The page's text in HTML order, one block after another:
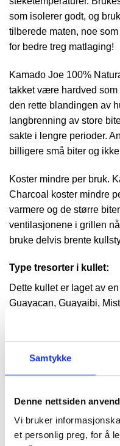
Samtykke
Denne nettsiden
Vi bruker
et personlig preg, for å
som isolerer godt, og
tilberede maten, noe
for bedre treg matlaging!
Kamado Joe 100%
takket være hardved som
den rette blandingen av
langbrenning av store
sakte i lengre perioder.
billigere små biter og
Koster mindre per bruk.
Charcoal koster mindre
varmere og de større
ventilasjonene i grillen
bruke delvis brente
Type tresorter i kullet:
Dette kullet er laget av
Guayacan, Guayaibi,
Mistal